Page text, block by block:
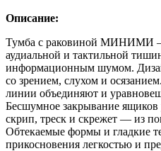
Описание:
Тумба с раковиной МИНИМИ —
аудиальной и тактильной
информационным шумом.
со зрением, слухом и
линии объединяют и
Бесшумное закрывание
скрип, треск и скрежет — из
Обтекаемые формы и гладкие
прикосновения легкостью и